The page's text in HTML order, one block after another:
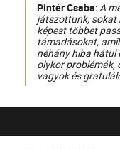
Pintér Csaba:A
játszottunk, sokat
képest többet
támadásokat,
néhány hiba hátul
olykor problémák,
vagyok és